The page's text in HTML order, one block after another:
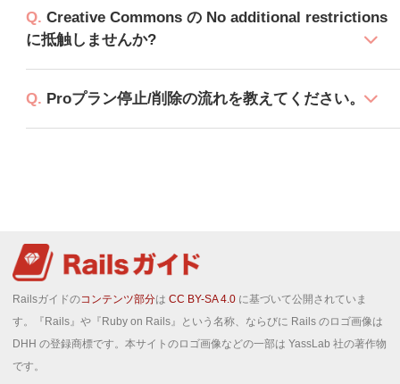
Creative Commons の No additional restrictions
に抵触しませんか?
Proプラン停止/削除の流れを教えてください。
Railsガイドのコンテンツ部分は CC BY-SA 4.0 に基づいて公開されていま
す。『Rails』や『Ruby on Rails』という名称、ならびに Rails のロゴ画像は
DHH の登録商標です。本サイトのロゴ画像などの一部は YassLab 社の著作物
です。